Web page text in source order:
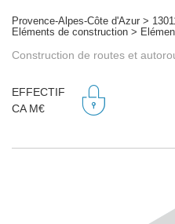
Provence-Alpes-Côte d'Azur >
Eléments de construction >
Construction de routes et
EFFECTIF
CA M€